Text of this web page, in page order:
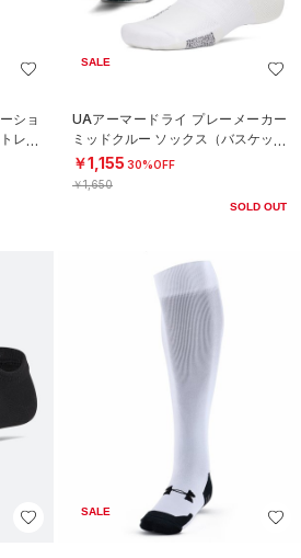
ショ
レー
SALE
UAアーマードライ プレーメーカー
ミッドクルー ソックス（バスケット
ボール/UNISEX）
￥1,155 30%OFF
￥1,650
SOLD OUT
SALE